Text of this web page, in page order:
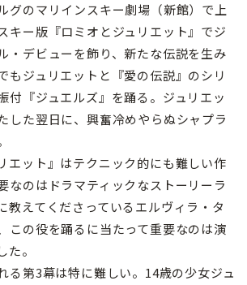
グのマリインスキー劇場（新館）で上
キー版『ロミオとジュリエット』でジ
・デビューを飾り、新たな伝説を生み
もジュリエットと『愛の伝説』のシリ
付『ジュエルズ』を踊る。ジュリエッ
した翌日に、興奮冷めやらぬシャプラ
エット』はテクニック的にも難しい作
なのはドラマティックなストーリーラ
教えてくださっているエルヴィラ・タ
この役を踊るに当たって重要なのは演
。
る第3幕は特に難しい。14歳の少女ジュ